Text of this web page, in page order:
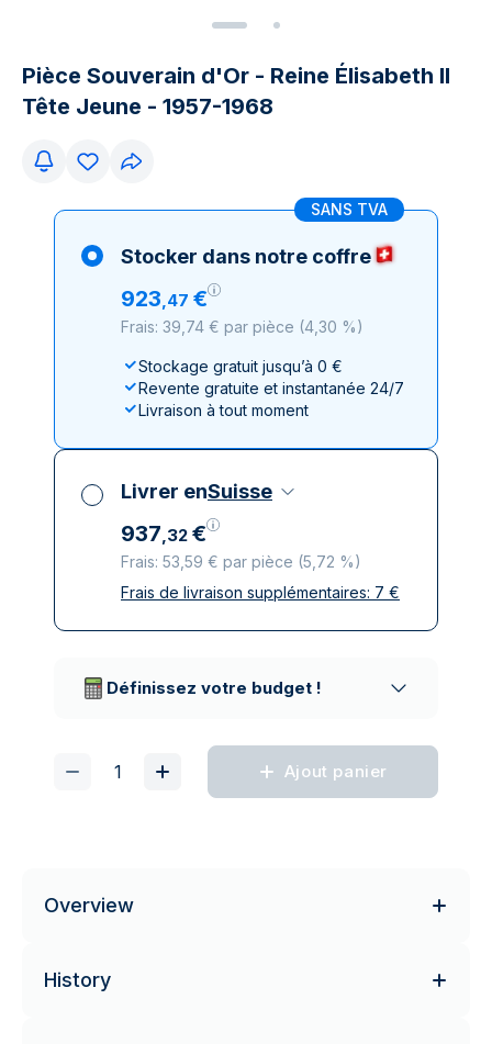
Pièce Souverain d'Or - Reine Élisabeth II
Tête Jeune - 1957-1968
SANS TVA
Stocker dans notre coffre
923,47 €
Frais: 39,74 € par pièce (4,30 %)
Stockage gratuit jusqu’à 0 €
Revente gratuite et instantanée 24/7
Livraison à tout moment
Livrer enSuisse
937,32 €
Frais: 53,59 € par pièce (5,72 %)
Toutes taxes comprises
Frais de livraison supplémentaires: 7 €
Définissez votre budget !
Ajout panier
Overview
History